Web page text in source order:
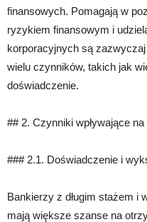
finansowych. Pomagają w
ryzykiem finansowym i
korporacyjnych są
wielu czynników, takich jak
doświadczenie.
## 2. Czynniki wpływające
### 2.1. Doświadczenie i
Bankierzy z długim stażem i
mają większe szanse na